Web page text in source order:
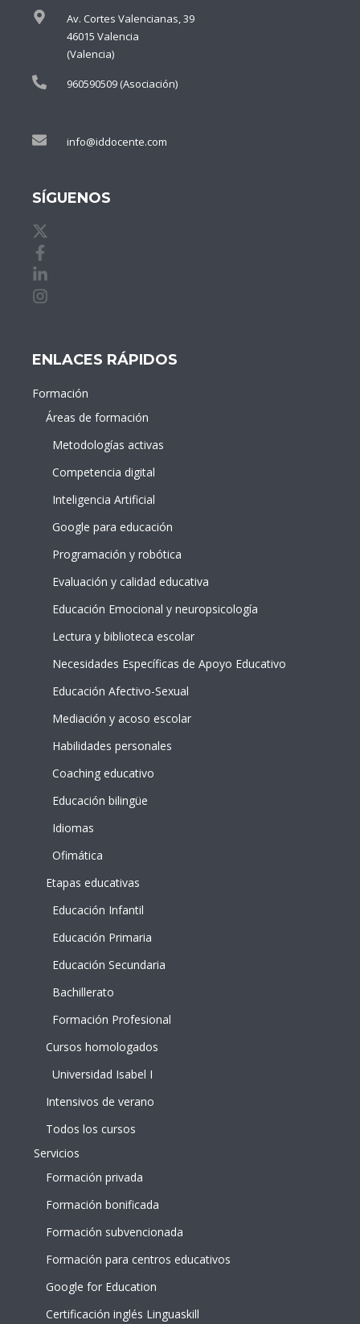
Av. Cortes Valencianas, 39
46015 Valencia
(Valencia)
960590509 (Asociación)
info@iddocente.com
SÍGUENOS
ENLACES RÁPIDOS
Formación
Áreas de formación
Metodologías activas
Competencia digital
Inteligencia Artificial
Google para educación
Programación y robótica
Evaluación y calidad educativa
Educación Emocional y neuropsicología
Lectura y biblioteca escolar
Necesidades Específicas de Apoyo Educativo
Educación Afectivo-Sexual
Mediación y acoso escolar
Habilidades personales
Coaching educativo
Educación bilingüe
Idiomas
Ofimática
Etapas educativas
Educación Infantil
Educación Primaria
Educación Secundaria
Bachillerato
Formación Profesional
Cursos homologados
Universidad Isabel I
Intensivos de verano
Todos los cursos
Servicios
Formación privada
Formación bonificada
Formación subvencionada
Formación para centros educativos
Google for Education
Certificación inglés Linguaskill